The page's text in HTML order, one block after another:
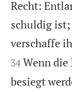
Recht:
schuldig ist;
verschaffe
34 Wenn
besiegt